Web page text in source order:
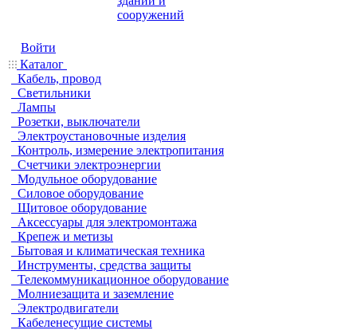
сооружений
Войти
Каталог
Кабель, провод
Светильники
Лампы
Розетки, выключатели
Электроустановочные изделия
Контроль, измерение электропитания
Счетчики электроэнергии
Модульное оборудование
Силовое оборудование
Щитовое оборудование
Аксессуары для электромонтажа
Крепеж и метизы
Бытовая и климатическая техника
Инструменты, средства защиты
Телекоммуникационное оборудование
Молниезащита и заземление
Электродвигатели
Кабеленесущие системы